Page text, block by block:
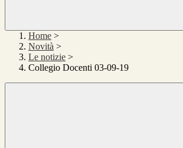
Home >
Novità >
Le notizie >
Collegio Docenti 03-09-19